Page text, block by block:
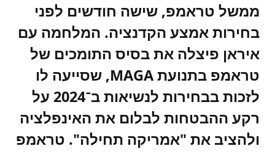
ממשל טראמפ, שישה חודשים לפני
בחירות אמצע הקדנציה. המלחמה עם
איראן פיצלה את בסיס התומכים של
טראמפ בתנועת MAGA, שסייעה לו
לזכות בבחירות לנשיאות ב־2024 על
רקע ההבטחות לבלום את האינפלציה
ולהציב את "אמריקה תחילה". טראמפ